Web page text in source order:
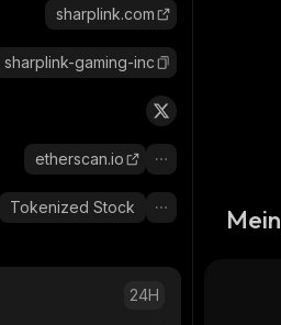
sharplink.com
sharplink-gaming-inc
etherscan.io
Tokenized Stock
24H